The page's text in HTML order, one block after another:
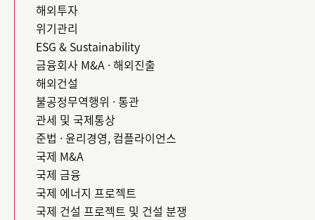
해외투자
위기관리
ESG & Sustainability
금융회사 M&A · 해외진출
해외건설
불공정무역행위 · 통관
관세 및 국제통상
준법 · 윤리경영, 컴플라이언스
국제 M&A
국제 금융
국제 에너지 프로젝트
국제 건설 프로젝트 및 건설 분쟁